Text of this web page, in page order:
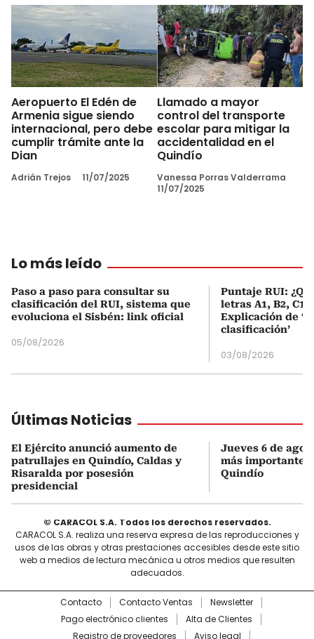
Aeropuerto El Edén de
Armenia sigue siendo
internacional, pero debe
cumplir trámite ante la
Dian
Adrián Trejos 11/07/2025
Llamado a mayor
control del transporte
escolar para mitigar la
accidentalidad en el
Quindío
Vanessa Porras Valderrama
11/07/2025
Lo más leído
Paso a paso para consultar su
clasificación del RUI, sistema que
evoluciona el Sisbén: link oficial
05/08/2026
Puntaje RUI:
letras A1, B2, C1
Explicación de
clasificación’
03/08/2026
Últimas Noticias
El Ejército anunció aumento de
patrullajes en Quindío, Caldas y
Risaralda por posesión
presidencial
Jueves 6 de
más importantes
Quindío
© CARACOL S.A. Todos los derechos reservados.
CARACOL S.A. realiza una reserva expresa de las reproducciones y
usos de las obras y otras prestaciones accesibles desde este sitio
web a medios de lectura mecánica u otros medios que resulten
adecuados.
Contacto Contacto Ventas
Newsletter
Pago electrónico clientes
Alta de Clientes
Registro de proveedores
Aviso legal